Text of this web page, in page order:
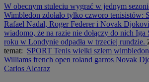
W obecnym stuleciu wygrać w jednym
Wimbledon zdołało tylko czworo tenisistów:
Rafael Nadal, Roger Federer i Novak
wiadomo, że na razie nie dołączy do nich
roku w Londynie odpadła w trzeciej rundzie.
temat: SPORT Tenis wielki szlem wimbledon
Williams french open roland garros Novak
Carlos Alcaraz